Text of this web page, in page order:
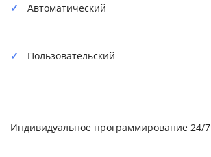
Автоматический
Пользовательский
Индивидуальное программирование 24/7